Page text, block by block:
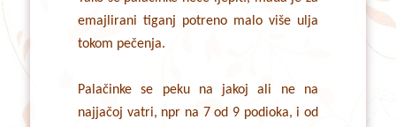
emajlirani tiganj potreno malo više ulja
tokom pečenja.
Palačinke se peku na jakoj ali ne na
najjačoj vatri, npr na 7 od 9 podioka, i od